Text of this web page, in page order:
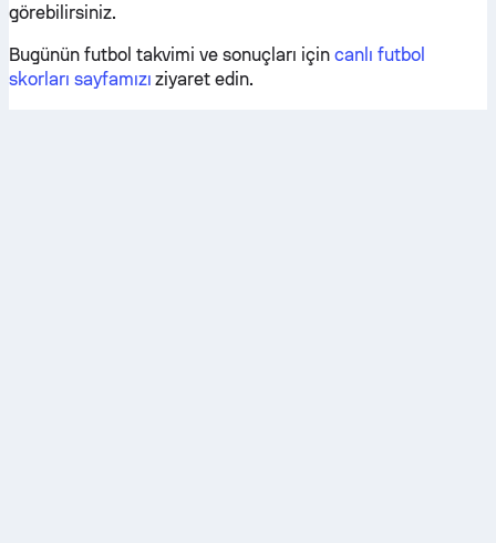
görebilirsiniz.
Bugünün futbol takvimi ve sonuçları için canlı futbol
skorları sayfamızı ziyaret edin.